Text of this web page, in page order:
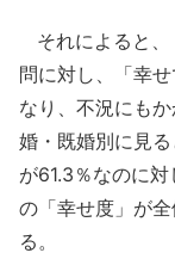
それによると、
問に対し、「幸
なり、不況にも
婚・既婚別に見
が61.3％なのに
の「幸せ度」が
る。